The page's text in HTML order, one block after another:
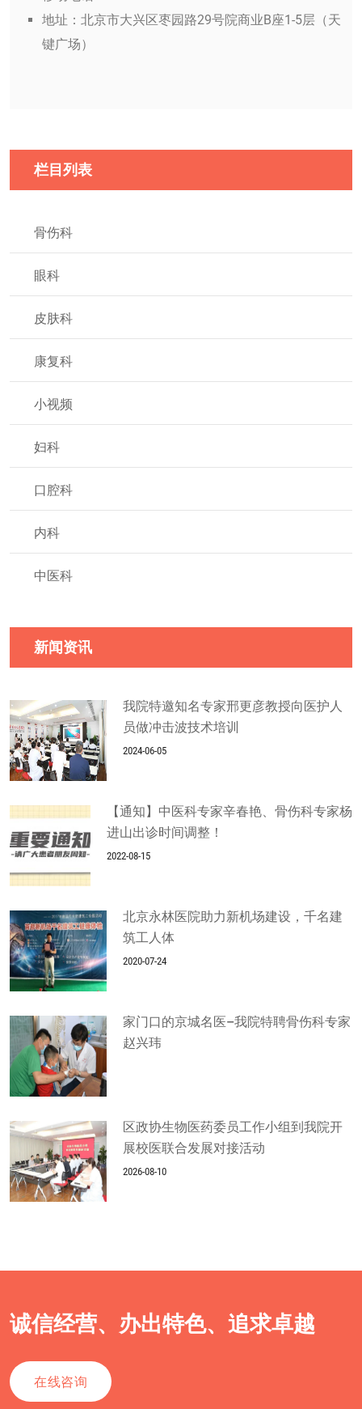
地址：北京市大兴区枣园路29号院商业B座1-5层（天
键广场）
栏目列表
骨伤科
眼科
皮肤科
康复科
小视频
妇科
口腔科
内科
中医科
新闻资讯
我院特邀知名专家邢更彦教授向医护人
员做冲击波技术培训
2024-06-05
【通知】中医科专家辛春艳、骨伤科专家杨
进山出诊时间调整！
2022-08-15
北京永林医院助力新机场建设，千名建
筑工人体
2020-07-24
家门口的京城名医–我院特聘骨伤科专家
赵兴玮
区政协生物医药委员工作小组到我院开
展校医联合发展对接活动
2026-08-10
诚信经营、办出特色、追求卓越
在线咨询